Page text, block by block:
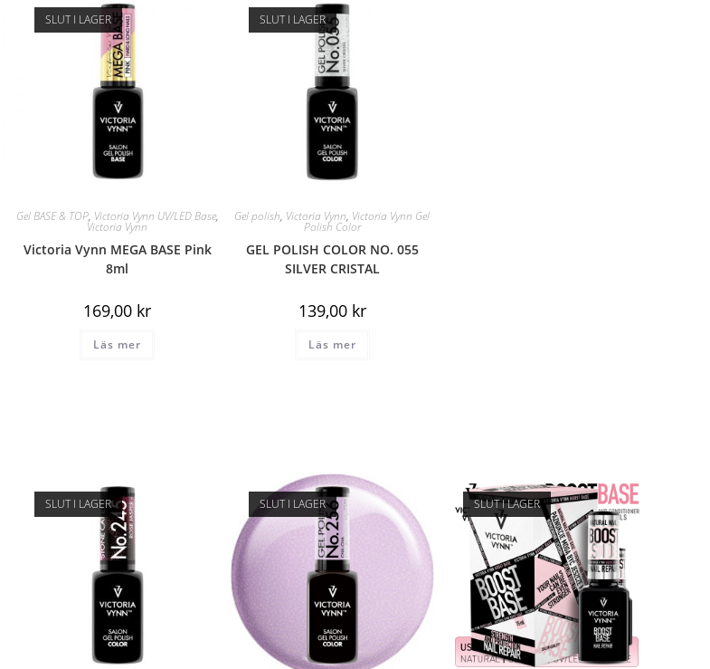
SLUT I LAGER
Gel BASE & TOP, Victoria Vynn UV/LED Base,
Victoria Vynn
Victoria Vynn MEGA BASE Pink
8ml
169,00 kr
Läs mer
SLUT I LAGER
Gel polish, Victoria Vynn, Victoria Vynn Gel
Polish Color
GEL POLISH COLOR NO. 055
SILVER CRISTAL
139,00 kr
Läs mer
SLUT I LAGER SLUT I LAGER SLUT I LAGER